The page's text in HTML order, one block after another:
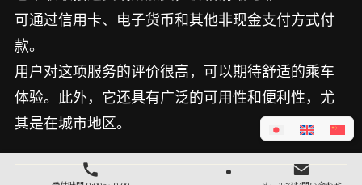
可通过信用卡、电子货币和其他非现金支付方式付
款。
用户对这项服务的评价很高，可以期待舒适的乘车
体验。此外，它还具有广泛的可用性和便利性，尤
其是在城市地区。